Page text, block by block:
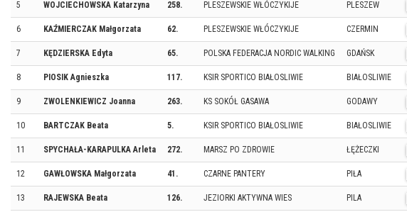
5 WOJCIECHOWSKA Katarzyna 258. PLESZEWSKIE WŁÓCZYKIJE PLESZEW
6 KAŹMIERCZAK Małgorzata 62. PLESZEWSKIE WŁÓCZYKIJE CZERMIN
7 KĘDZIERSKA Edyta 65. POLSKA FEDERACJA NORDIC WALKING GDAŃSK
8 PIOSIK Agnieszka 117. KSIR SPORTICO BIAŁOSLIWIE BIAŁOSLIWIE
9 ZWOLENKIEWICZ Joanna 263. KS SOKÓŁ GASAWA GODAWY
10 BARTCZAK Beata 5. KSIR SPORTICO BIAŁOSLIWIE BIAŁOSLIWIE
11 SPYCHAŁA-KARAPULKA Arleta 272. MARSZ PO ZDROWIE ŁĘŻECZKI
12 GAWŁOWSKA Małgorzata 41. CZARNE PANTERY PIŁA
13 RAJEWSKA Beata 126. JEZIORKI AKTYWNA WIES PILA